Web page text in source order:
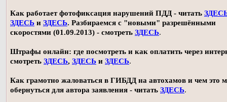
Как работает фотофиксация нарушений ПДД - читать
ЗДЕСЬ и ЗДЕСЬ. Разбираемся с "новыми" разрешёнными
скоростями (01.09.2013) - смотреть ЗДЕСЬ.
Штрафы онлайн: где посмотреть и как оплатить через
смотреть ЗДЕСЬ, ЗДЕСЬ и ЗДЕСЬ.
Как грамотно жаловаться в ГИБДД на автохамов и чем это
обернуться для автора заявления - читать ЗДЕСЬ.